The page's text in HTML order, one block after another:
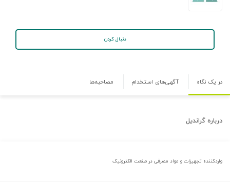
دنبال کردن
در یک نگاه آگهی‌های استخدام مصاحبه‌ها
درباره گراندیل
واردکننده تجهیزات و مواد مصرفی در صنعت الکترونیک